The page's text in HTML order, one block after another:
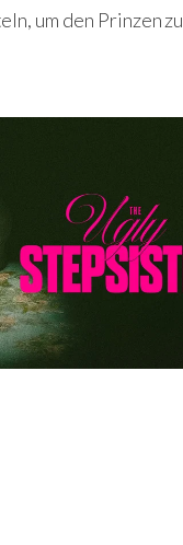
um den Prinzen zu